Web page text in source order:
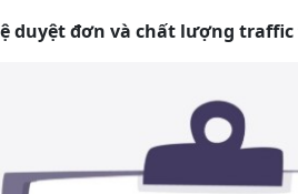
duyệt đơn và chất lượng